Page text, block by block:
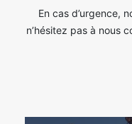
En cas d’urgence,
n’hésitez pas à nous